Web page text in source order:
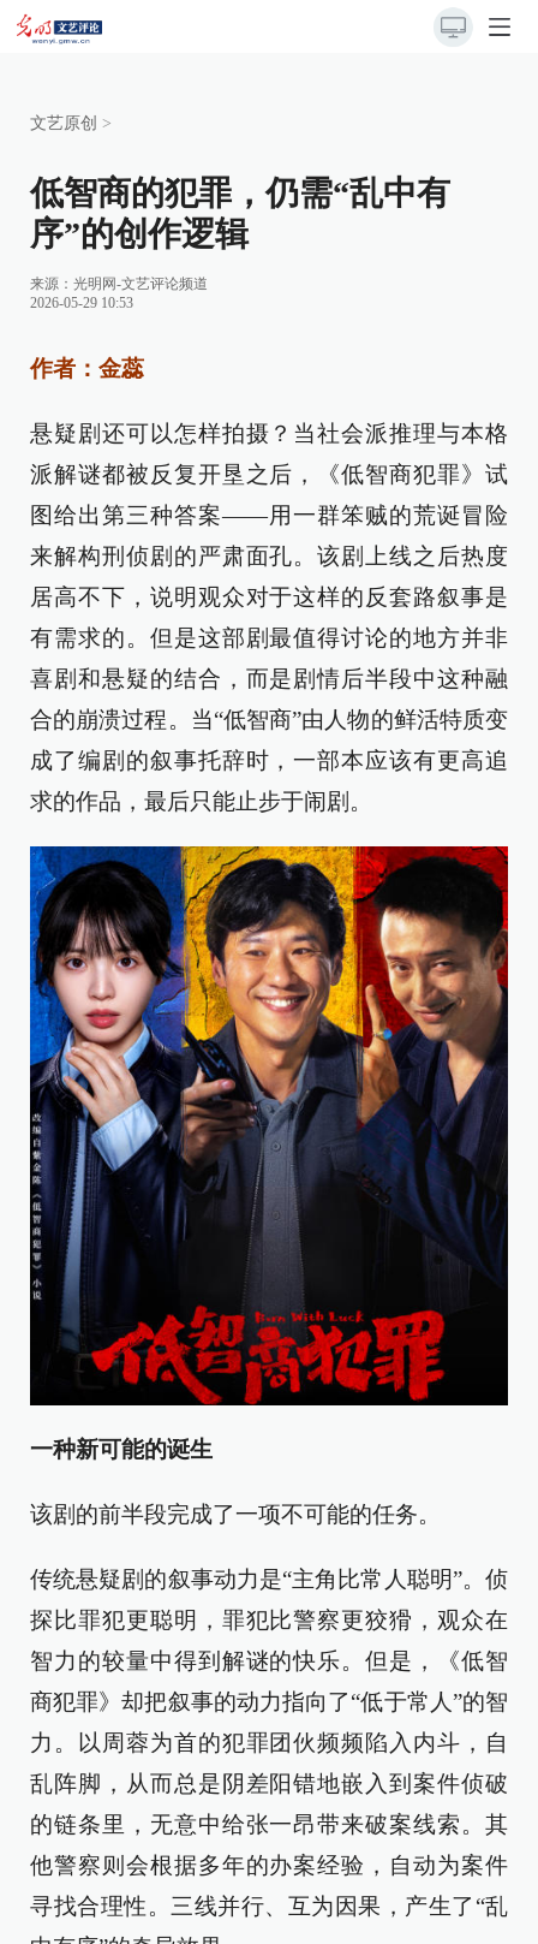
文艺原创 >
低智商的犯罪，仍需“乱中有
序”的创作逻辑
来源： 光明网-文艺评论频道
2026-05-29 10:53
作者：金蕊
悬疑剧还可以怎样拍摄？当社会派推理与本格
派解谜都被反复开垦之后，《低智商犯罪》试
图给出第三种答案——用一群笨贼的荒诞冒险
来解构刑侦剧的严肃面孔。该剧上线之后热度
居高不下，说明观众对于这样的反套路叙事是
有需求的。但是这部剧最值得讨论的地方并非
喜剧和悬疑的结合，而是剧情后半段中这种融
合的崩溃过程。当“低智商”由人物的鲜活特质变
成了编剧的叙事托辞时，一部本应该有更高追
求的作品，最后只能止步于闹剧。
一种新可能的诞生
该剧的前半段完成了一项不可能的任务。
传统悬疑剧的叙事动力是“主角比常人聪明”。侦
探比罪犯更聪明，罪犯比警察更狡猾，观众在
智力的较量中得到解谜的快乐。但是，《低智
商犯罪》却把叙事的动力指向了“低于常人”的智
力。以周蓉为首的犯罪团伙频频陷入内斗，自
乱阵脚，从而总是阴差阳错地嵌入到案件侦破
的链条里，无意中给张一昂带来破案线索。其
他警察则会根据多年的办案经验，自动为案件
寻找合理性。三线并行、互为因果，产生了“乱